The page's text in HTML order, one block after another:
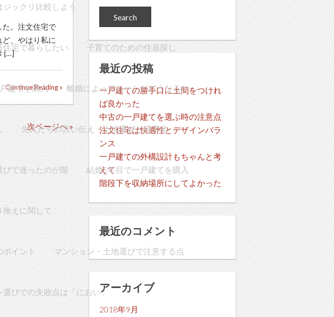
ックリ比較しよう
宅で暮らしたい 子育てのための住居探し
建てを購入 離婚によってローンがどうなるか
先人たちの言い伝え・土地選びと旧字名
びで迷ったのが階 結婚3年目で一戸建てを購入
えに関して
イント マンション・土地選びで注意する点
びでの失敗点は「におい」
。注文住宅で
、やはり私に
[…]
Continue Reading »
次ページへ »
最近の投稿
一戸建ての勝手口に土間をつけれ
ば良かった
中古の一戸建てを選ぶ時の注意点
注文住宅は快適性とデザインバラ
ンス
一戸建ての外構設計もちゃんと考
えて
階段下を収納場所にしてよかった
最近のコメント
アーカイブ
2018年9月